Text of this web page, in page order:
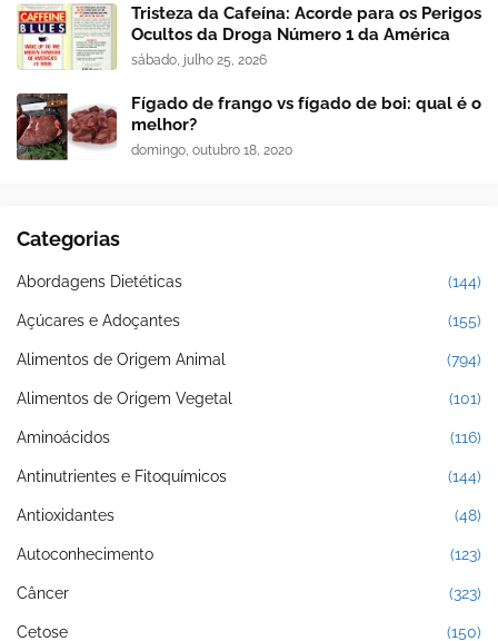
Tristeza da Cafeína: Acorde para os Perigos
Ocultos da Droga Número 1 da América
sábado, julho 25, 2026
Fígado de frango vs fígado de boi: qual é o
melhor?
domingo, outubro 18, 2020
Categorias
Abordagens Dietéticas (144)
Açúcares e Adoçantes (155)
Alimentos de Origem Animal (794)
Alimentos de Origem Vegetal (101)
Aminoácidos (116)
Antinutrientes e Fitoquímicos (144)
Antioxidantes (48)
Autoconhecimento (123)
Câncer (323)
Cetose (150)